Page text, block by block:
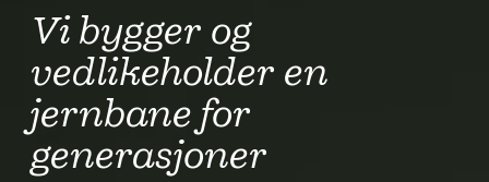
Vi bygger og
vedlikeholder en
jernbane for
generasjoner